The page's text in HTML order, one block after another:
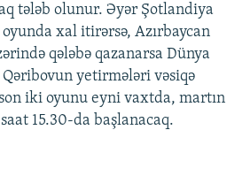
tələb olunur. Əyər Şotlandiya
oyunda xal itirərsə, Azırbaycan
qələbə qazanarsa Dünya
yetirmələri vəsiqə
iki oyunu eyni vaxtda, martın
15.30-da başlanacaq.